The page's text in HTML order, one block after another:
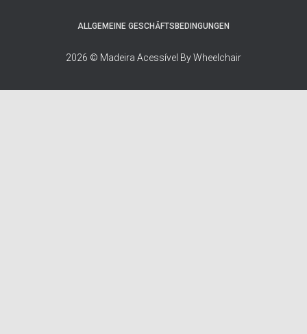
ALLGEMEINE GESCHÄFTSBEDINGUNGEN
2026 © Madeira Acessível By Wheelchair